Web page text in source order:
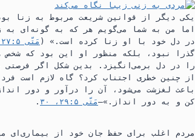
یکی دیگر از قوانین شریعت مربوط به زنا
اما من به شما می‌گویم هر که به گونه‌ای
در دل خود با او زنا کرده است.‏» (‏ مَتّی ۵:‏۲۷،‏ ۲۸
گذرا نبود،‏ بلکه منظور او این بود که
را در دل برمی‌انگیزد.‏ بدین شکل اگر
از چنین خطری اجتناب کرد؟‏ گاه لازم است
باعث لغزشت می‌شود،‏ آن را درآور و دور
کن و به دور انداز.‏»—‏مَتّی ۵:‏۲۹،‏ ۳۰ ‏.‏
مردم اغلب برای حفظ جان خود از بیماری‌ای